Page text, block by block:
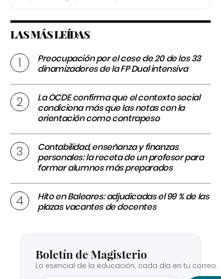
LAS MÁS LEÍDAS
Preocupación por el cese de 20 de los 33
dinamizadores de la FP Dual intensiva
La OCDE confirma que el contexto social
condiciona más que las notas con la
orientación como contrapeso
Contabilidad, enseñanza y finanzas
personales: la receta de un profesor para
formar alumnos más preparados
Hito en Baleares: adjudicadas el 99 % de las
plazas vacantes de docentes
Boletín de Magisterio
Lo esencial de la educación, cada día en tu correo.